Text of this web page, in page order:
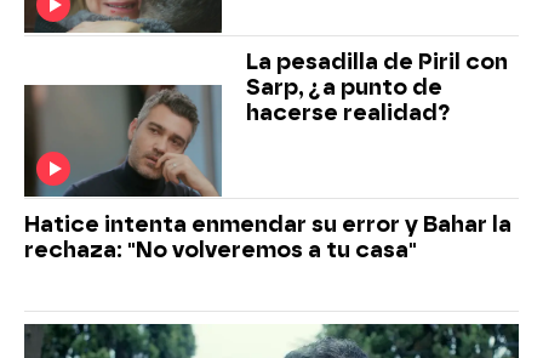
La pesadilla de Piril con
Sarp, ¿a punto de
hacerse realidad?
Hatice intenta enmendar su error y Bahar la
rechaza: "No volveremos a tu casa"